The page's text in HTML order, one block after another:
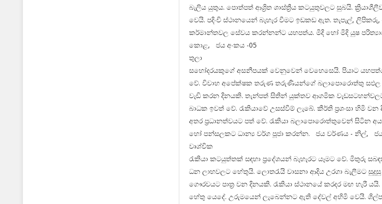
බැලිය යුතුය. පොත්පත් ආශ්‍රිත ශාස්ත්‍රීය කටයුතුවලට සුබයි.
වෙයි. පදිංචි ස්ථානයෙන් බැහැර වීමට ඉඩකඩ ඇත. තැපැල්, ලිපිකරු,
කර්මාන්තවල සේවය කරන්නන්ට යහපත්ය. මිදි හෝ මිදි යුෂ
කොළ, ජය අංකය -05
තුලා
සහෝදරයකුගේ අසනීපයක් වෙනුවෙන් වෙහෙසෙයි. පියාට
වේ. විවාහ අපේක්ෂක තරුණ තරුණියන්ගේ බලාපොරොත්තු
වැඩි කරන දිනයකි. තැන්පත් සිතින් යුක්තව ආගමික
බාධක ඉවත් වේ. රැකියාවේ උසස්වීම් ලැබේ. කීර්ති ප්‍රශංසා හිමි
අතර ප්‍රධානත්වයට පත් වේ. රැකියා බලාපොරොත්තුවෙන් සිටින
හෝ පන්සලකට ධාන්‍ය වර්ග පූජා කරන්න. ජය වර්ණය - නිල්, ජය
වෘශ්චික
රැකියා කටයුත්තක් සඳහා ප්‍රදේශයන් බැහැරට යෑමට වේ. මිතුරු
ධන ලාභවලට හේතුයි. ලොතරැයි වාසනා ආදිය උරගා බැලීමට
ගෞරවයට පාත්‍ර වන දිනයකි. රැකියා ස්ථානයේ කරදර මඟ හැරී
හේතු යෙදේ. උරුමයෙන් ලැබෙන්නට ඇති දේවල් අහිමි වෙයි. ශිල්ප